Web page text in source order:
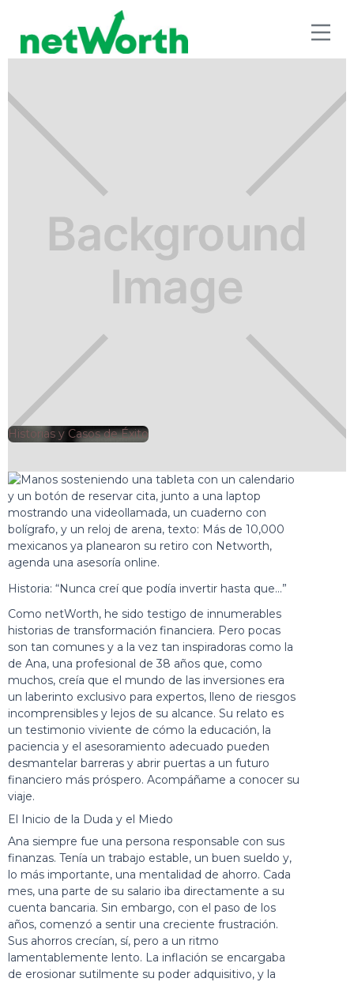
HISTORIAS Y CASOS DE ÉXITO
Jorge Gutiérrez
Historias y Casos de Éxito
Historia: “Nunca creí que podía invertir hasta que…”
Como netWorth, he sido testigo de innumerables
historias de transformación financiera. Pero pocas
son tan comunes y a la vez tan inspiradoras como la
de Ana, una profesional de 38 años que, como
muchos, creía que el mundo de las inversiones era
un laberinto exclusivo para expertos, lleno de riesgos
incomprensibles y lejos de su alcance. Su relato es
un testimonio viviente de cómo la educación, la
paciencia y el asesoramiento adecuado pueden
desmantelar barreras y abrir puertas a un futuro
financiero más próspero. Acompáñame a conocer su
viaje.
El Inicio de la Duda y el Miedo
Ana siempre fue una persona responsable con sus
finanzas. Tenía un trabajo estable, un buen sueldo y,
lo más importante, una mentalidad de ahorro. Cada
mes, una parte de su salario iba directamente a su
cuenta bancaria. Sin embargo, con el paso de los
años, comenzó a sentir una creciente frustración.
Sus ahorros crecían, sí, pero a un ritmo
lamentablemente lento. La inflación se encargaba
de erosionar sutilmente su poder adquisitivo, y la